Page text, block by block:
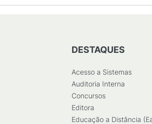
DESTAQUES
Acesso a Sistemas
Auditoria Interna
Concursos
Editora
Educação a Distância